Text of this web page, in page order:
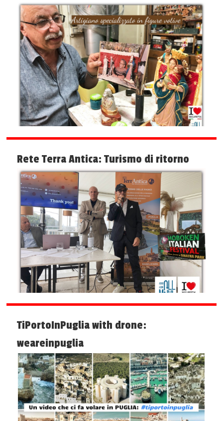
Rete Terra Antica: Turismo di ritorno
TiPortoInPuglia with drone:
weareinpuglia